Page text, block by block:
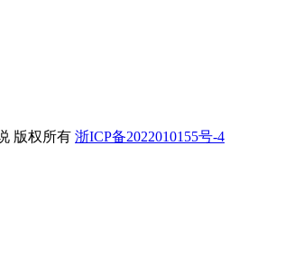
版权所有 浙ICP备2022010155号-4